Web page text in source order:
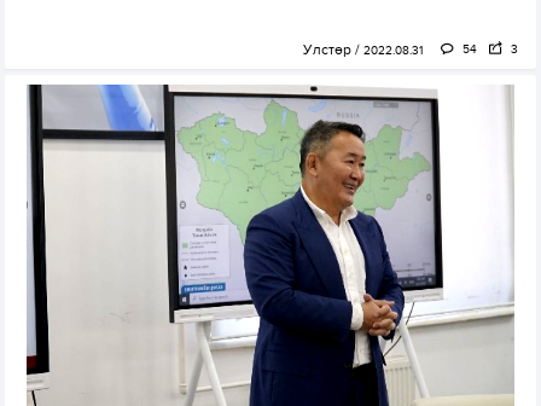
Улстөр 2022.08.31 54 3